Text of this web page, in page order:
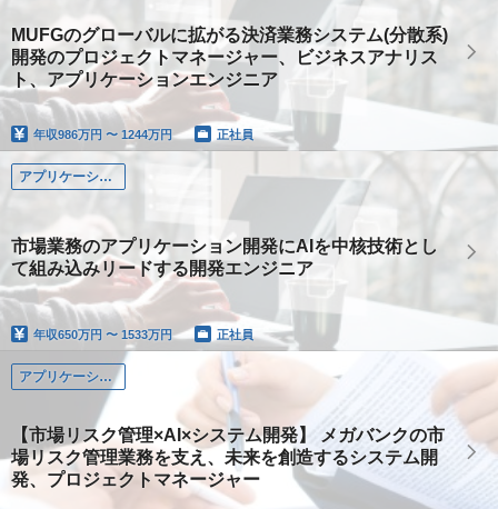
MUFGのグローバルに拡がる決済業務システム(分散系)
開発のプロジェクトマネージャー、ビジネスアナリス
ト、アプリケーションエンジニア
年収986万円 〜 1244万円 正社員
アプリケーション系
市場業務のアプリケーション開発にAIを中核技術とし
て組み込みリードする開発エンジニア
年収650万円 〜 1533万円 正社員
アプリケーション系
【市場リスク管理×AI×システム開発】 メガバンクの市
場リスク管理業務を支え、未来を創造するシステム開
発、プロジェクトマネージャー